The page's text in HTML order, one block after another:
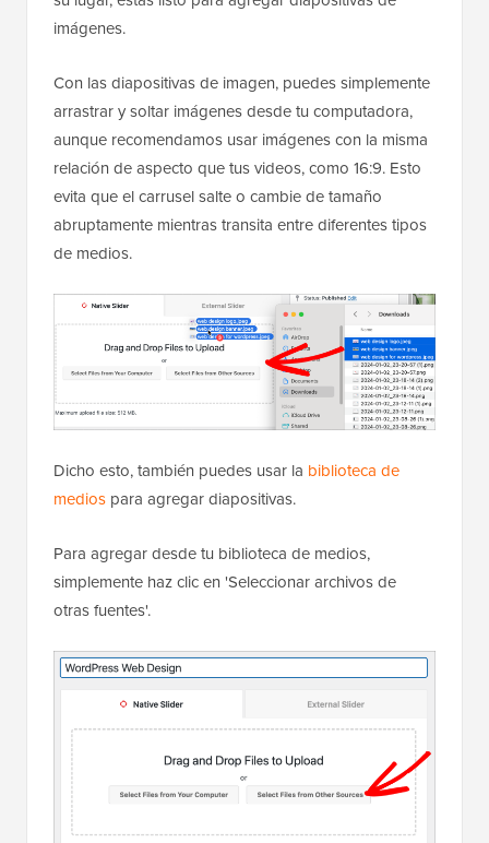
imágenes.
Con las diapositivas de imagen, puedes simplemente
arrastrar y soltar imágenes desde tu computadora,
aunque recomendamos usar imágenes con la misma
relación de aspecto que tus videos, como 16:9. Esto
evita que el carrusel salte o cambie de tamaño
abruptamente mientras transita entre diferentes tipos
de medios.
Dicho esto, también puedes usar la biblioteca de
medios para agregar diapositivas.
Para agregar desde tu biblioteca de medios,
simplemente haz clic en 'Seleccionar archivos de
otras fuentes'.